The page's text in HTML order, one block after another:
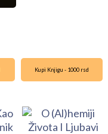
Kupi Knjigu - 1000 rsd